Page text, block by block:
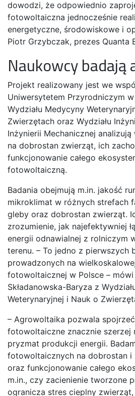
dowodzi, że odpowiednio
fotowoltaiczna jednocześnie
energetyczne, środowiskowe i
Piotr Grzybczak, prezes Quanta
Naukowcy
Projekt realizowany jest we
Uniwersytetem Przyrodniczym
Wydziału Medycyny
Zwierzętach oraz Wydziału
Inżynierii Mechanicznej
na dobrostan zwierząt, ich
funkcjonowanie całego
fotowoltaiczną.
Badania obejmują m.in. jakość
mikroklimat w różnych strefach
gleby oraz dobrostan zwierząt.
zrozumienie, jak najefektywniej
energii odnawialnej z rolniczym
terenu. – To jedno z pierwszych
prowadzonych na
fotowoltaicznej w Polsce –
Składanowska-Baryza z
Weterynaryjnej i Nauk o
– Agrowoltaika pozwala
fotowoltaiczne znacznie szerzej
pryzmat produkcji energii.
fotowoltaicznych na dobrostan i
oraz funkcjonowanie całego
m.in., czy zacienienie tworzone
ogranicza stres cieplny